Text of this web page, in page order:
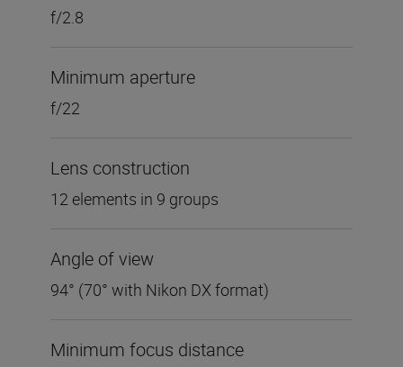
f/2.8
Minimum aperture
f/22
Lens construction
12 elements in 9 groups
Angle of view
94° (70° with Nikon DX format)
Minimum focus distance